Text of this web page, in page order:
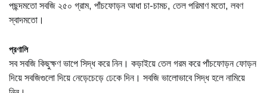
পছন্দমতাে সবজি ২৫০ গ্রাম, পাঁচফোড়ন আধা চা-চামচ, তেল পরিমাণ মতো, লবণ
স্বাদমতাে।
প্রণালি
সব সবজি কিছুক্ষণ ভাপে সিদ্ধ করে নিন। কড়াইয়ে তেল গরম করে পাঁচফোড়ন ফোড়ন
দিয়ে সবজিগুলাে দিয়ে নেড়েচেড়ে ঢেকে দিন। সবজি ভালােভাবে সিদ্ধ হলে নামিয়ে